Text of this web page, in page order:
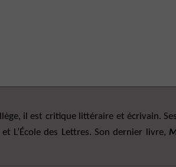
il est critique littéraire et écrivain.
L’École des Lettres. Son dernier livre,